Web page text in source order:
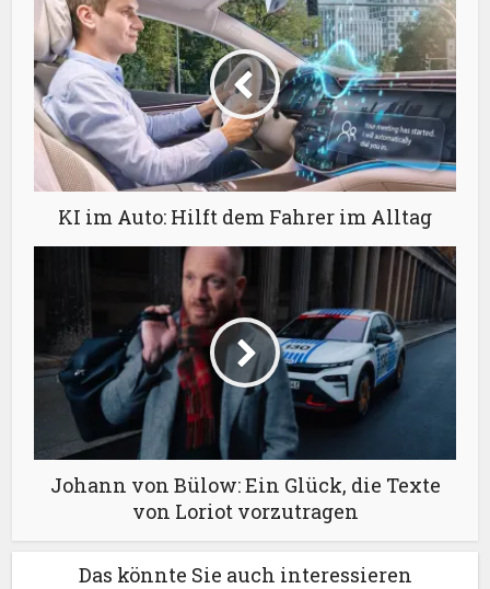
KI im Auto: Hilft dem Fahrer im Alltag
Johann von Bülow: Ein Glück, die Texte
von Loriot vorzutragen
Das könnte Sie auch interessieren